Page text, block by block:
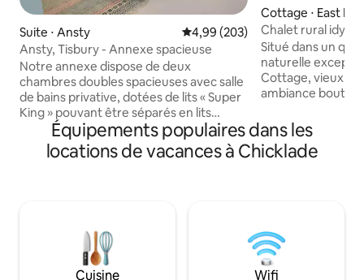
Suite ⋅ Ansty Évaluation moyenne sur la
4,99 (203)
Ansty, Tisbury - Annexe spacieuse
Notre annexe dispose de deux
chambres doubles spacieuses avec salle
de bains privative, dotées de lits « Super
King » pouvant être séparés en lits
simples sur demande. L'une des salles de
bain privatives comprend une baignoire
et une douche, tandis que l'autre
du café et du thé, ainsi qu'un petit-
déjeuner continental. Les réservations
pour 2 voyageurs comprennent l'accès à
Cottage ⋅ East
Chalet rural
Situé dans un
naturelle
Cottage, vieux de
ambiance
village près de
Dorset. Le chalet peut accueillir quatre
personnes, 1
élevés sont les
toilette bio,
équipée, poêle à
Équipements populaires dans les
locations de vacances à Chicklade
Cuisine Wifi